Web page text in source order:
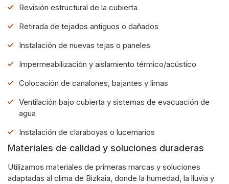
Revisión estructural de la cubierta
Retirada de tejados antiguos o dañados
Instalación de nuevas tejas o paneles
Impermeabilización y aislamiento térmico/acústico
Colocación de canalones, bajantes y limas
Ventilación bajo cubierta y sistemas de evacuación de
agua
Instalación de claraboyas o lucernarios
Materiales de calidad y soluciones duraderas
Utilizamos materiales de primeras marcas y soluciones
adaptadas al clima de Bizkaia, donde la humedad, la lluvia y